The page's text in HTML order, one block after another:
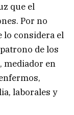
que el
Por no
lo considera el
de los
mediador en
laborales y